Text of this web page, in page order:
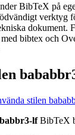
BibTeX på
verktyg
dokument.
bibtex och
stilen
lfBibTeX